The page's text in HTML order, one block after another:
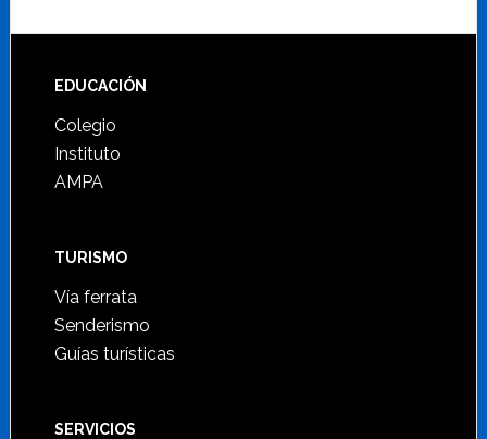
Footer
EDUCACIÓN
Colegio
Instituto
AMPA
TURISMO
Vía ferrata
Senderismo
Guías turísticas
SERVICIOS